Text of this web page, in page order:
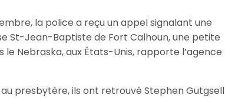
la police a reçu un appel signalant une
St-Jean-Baptiste de Fort Calhoun, une petite
le Nebraska, aux États-Unis, rapporte l’agence
presbytère, ils ont retrouvé Stephen Gutgsell